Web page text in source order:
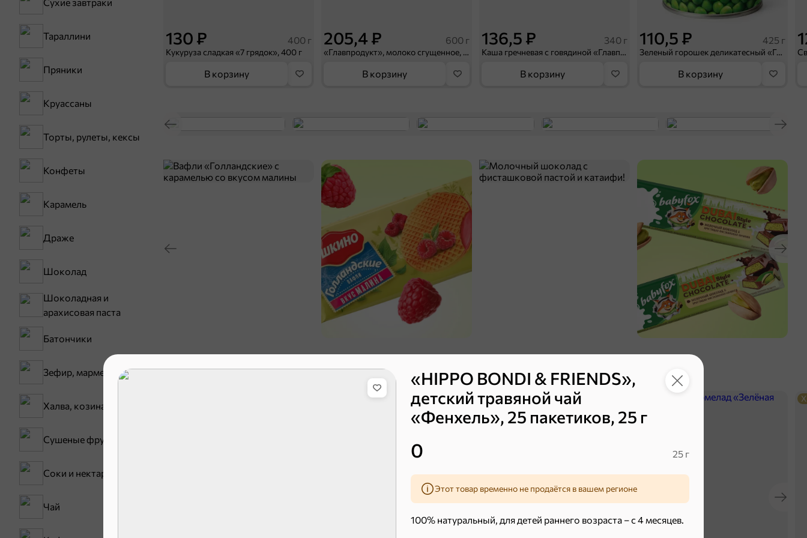
«HIPPO BONDI & FRIENDS»,
детский травяной чай
«Фенхель», 25 пакетиков, 25 г
0 25 г
Этот товар временно не продаётся в вашем регионе
100% натуральный, для детей раннего возраста – с 4 месяцев.
Тараллини
Пряники
Круассаны
Торты, рулеты, кексы
Конфеты
Карамель
Драже
Шоколад
Шоколадная и
арахисовая паста
Батончики
Зефир, мармелад
Халва, козинаки
Сушеные фрукты
Соки и нектары
Чай
130 ₽ 400 г
Кукуруза сладкая «7 грядок», 400 г
В корзину
205,4 ₽ 600 г
«Главпродукт», молоко сгущенное, 600 г
В корзину
136,5 ₽ 340 г
Каша гречневая с говядиной «Главпродукт», 340 г
В корзину
110,5 ₽ 425 г
Зеленый горошек деликатесный «Главпродукт», 425 г
В корзину
Хиты
4,8 ХИТ 5